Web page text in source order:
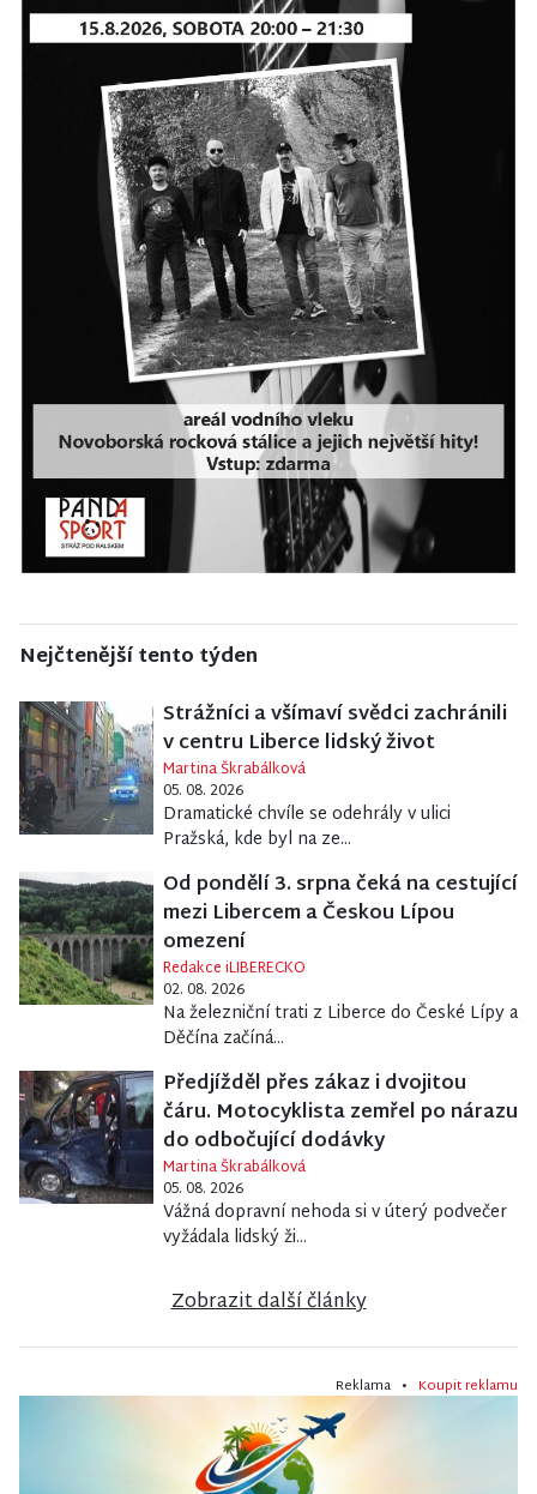
Nejčtenější tento týden
Strážníci a všímaví svědci zachránili
v centru Liberce lidský život
Martina Škrabálková
05. 08. 2026
Dramatické chvíle se odehrály v ulici
Pražská, kde byl na ze...
Od pondělí 3. srpna čeká na cestující
mezi Libercem a Českou Lípou
omezení
Redakce iLIBERECKO
02. 08. 2026
Na železniční trati z Liberce do České Lípy a
Děčína začíná...
Předjížděl přes zákaz i dvojitou
čáru. Motocyklista zemřel po nárazu
do odbočující dodávky
Martina Škrabálková
05. 08. 2026
Vážná dopravní nehoda si v úterý podvečer
vyžádala lidský ži...
Zobrazit další články
Reklama • Koupit reklamu